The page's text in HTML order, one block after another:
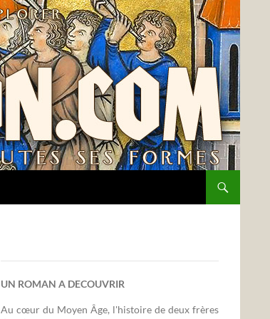
UN ROMAN A DECOUVRIR
Au cœur du Moyen Âge, l'histoire de deux frères